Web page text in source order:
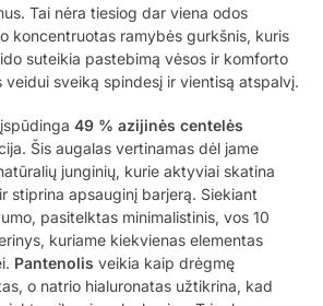
Tai nėra tiesiog dar viena odos
koncentruotas ramybės gurkšnis, kuris
suteikia pastebimą vėsos ir komforto
veidui sveiką spindesį ir vientisą atspalvį.
49 % azijinės centelės
Šis augalas vertinamas dėl jame
junginių, kurie aktyviai skatina
stiprina apsauginį barjerą. Siekiant
pasitelktas minimalistinis, vos 10
kuriame kiekvienas elementas
Pantenolis veikia kaip drėgmę
o natrio hialuronatas užtikrina, kad